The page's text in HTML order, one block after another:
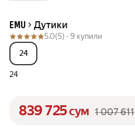
EMU Дутики
5.0(5) · 9 купили
24
24
839 725сум 1 007 611